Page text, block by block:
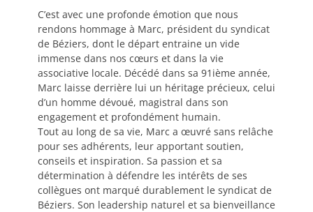
C’est avec une profonde émotion que nous
rendons hommage à Marc, président du syndicat
de Béziers, dont le départ entraine un vide
immense dans nos cœurs et dans la vie
associative locale. Décédé dans sa 91ième année,
Marc laisse derrière lui un héritage précieux, celui
d’un homme dévoué, magistral dans son
engagement et profondément humain.
Tout au long de sa vie, Marc a œuvré sans relâche
pour ses adhérents, leur apportant soutien,
conseils et inspiration. Sa passion et sa
détermination à défendre les intérêts de ses
collègues ont marqué durablement le syndicat de
Béziers. Son leadership naturel et sa bienveillance